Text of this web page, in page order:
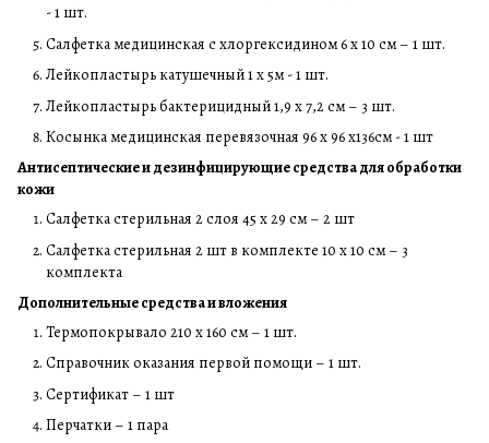
- 1 шт.
Салфетка медицинская с хлоргексидином 6 х 10 см – 1 шт.
Лейкопластырь катушечный 1 х 5м - 1 шт.
Лейкопластырь бактерицидный 1,9 х 7,2 см – 3 шт.
Косынка медицинская перевязочная 96 х 96 х136см - 1 шт
Антисептические и дезинфицирующие средства для обработки
кожи
Салфетка стерильная 2 слоя 45 х 29 см – 2 шт
Салфетка стерильная 2 шт в комплекте 10 х 10 см – 3
комплекта
Дополнительные средства и вложения
Термопокрывало 210 х 160 см – 1 шт.
Справочник оказания первой помощи – 1 шт.
Сертификат – 1 шт
Перчатки – 1 пара